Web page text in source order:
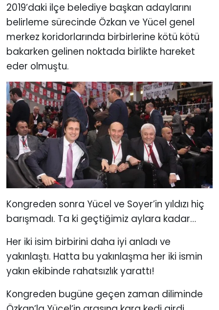
2019’daki ilçe belediye başkan adaylarını
belirleme sürecinde Özkan ve Yücel genel
merkez koridorlarında birbirlerine kötü kötü
bakarken gelinen noktada birlikte hareket
eder olmuştu.
Kongreden sonra Yücel ve Soyer’in yıldızı hiç
barışmadı. Ta ki geçtiğimiz aylara kadar…
Her iki isim birbirini daha iyi anladı ve
yakınlaştı. Hatta bu yakınlaşma her iki ismin
yakın ekibinde rahatsızlık yarattı!
Kongreden bugüne geçen zaman diliminde